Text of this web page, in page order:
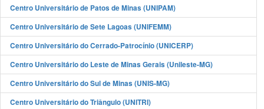
Centro Universitário de Patos de Minas (UNIPAM)
Centro Universitário de Sete Lagoas (UNIFEMM)
Centro Universitário do Cerrado-Patrocínio (UNICERP)
Centro Universitário do Leste de Minas Gerais (Unileste-MG)
Centro Universitário do Sul de Minas (UNIS-MG)
Centro Universitário do Triângulo (UNITRI)